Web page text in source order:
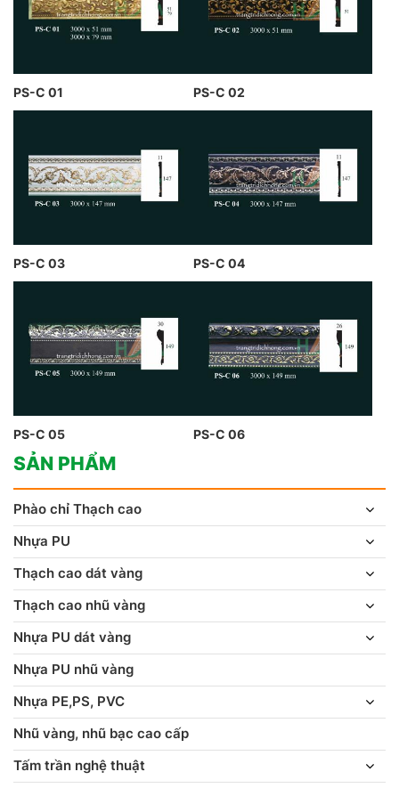
PS-C 01 PS-C 02
PS-C 03 PS-C 04
PS-C 05 PS-C 06
SẢN PHẨM
Phào chỉ Thạch cao
Nhựa PU
Thạch cao dát vàng
Thạch cao nhũ vàng
Nhựa PU dát vàng
Nhựa PU nhũ vàng
Nhựa PE,PS, PVC
Nhũ vàng, nhũ bạc cao cấp
Tấm trần nghệ thuật